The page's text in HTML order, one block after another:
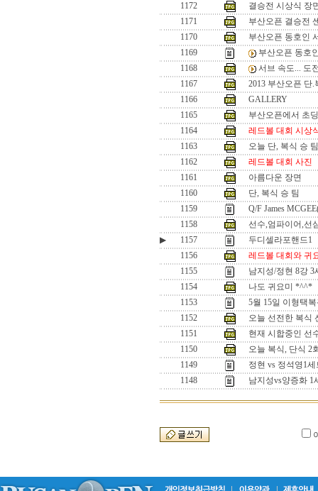
1172
결승전 시상식 장
1171
부산오픈 결승전
1170
부산오픈 동호인
1169
부산오픈 동호
1168
서브 속도... 도
1167
2013 부산오픈 단
1166
GALLERY
1165
부산오픈에서 초
1164
레드볼 대회 시상
1163
오늘 단, 복식 승 팀
1162
레드볼 대회 사진
1161
아름다운 장면
1160
단, 복식 승 팀
1159
Q/F James
1158
선수,엄파이어,선
▶
1157
두디셀라포핸드1
1156
레드볼 대회와 귀
1155
남지성/정현 8강 3
1154
나도 귀요미 *^^*
1153
5월 15일 이형택
1152
오늘 선전한 복식
1151
현재 시합중인 선
1150
오늘 복식, 단식 2
1149
정현 vs 정석영1
1148
남지성vs양증화 1